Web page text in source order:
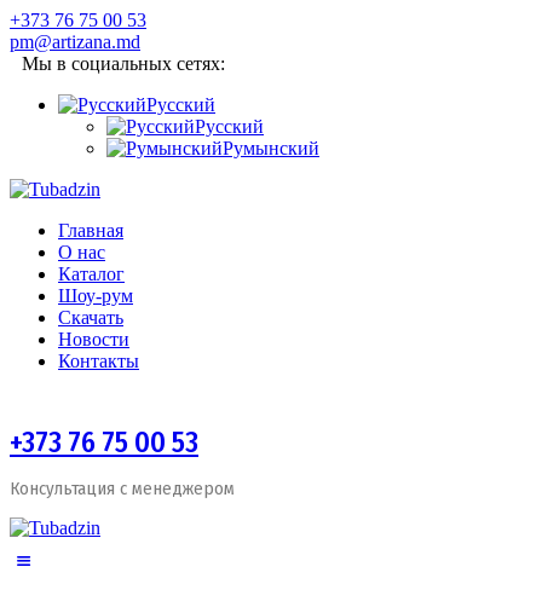
+373 76 75 00 53
pm@artizana.md
Мы в социальных сетях:
Русский
Русский
Румынский
Главная
О нас
Каталог
Шоу-рум
Скачать
Новости
Контакты
+373 76 75 00 53
Консультация с менеджером